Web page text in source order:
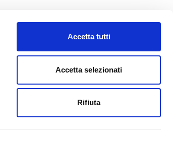
Accetta tutti
Accetta selezionati
Rifiuta